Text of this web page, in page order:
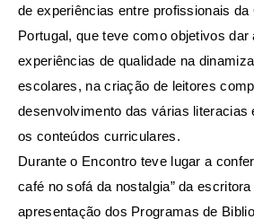
de experiências entre profissionais da
Portugal, que teve como objetivos dar
experiências de qualidade na
escolares, na criação de leitores
desenvolvimento das várias literacias
os conteúdos curriculares.
Durante o Encontro teve lugar a
café no sofá da nostalgia” da
apresentação dos Programas de